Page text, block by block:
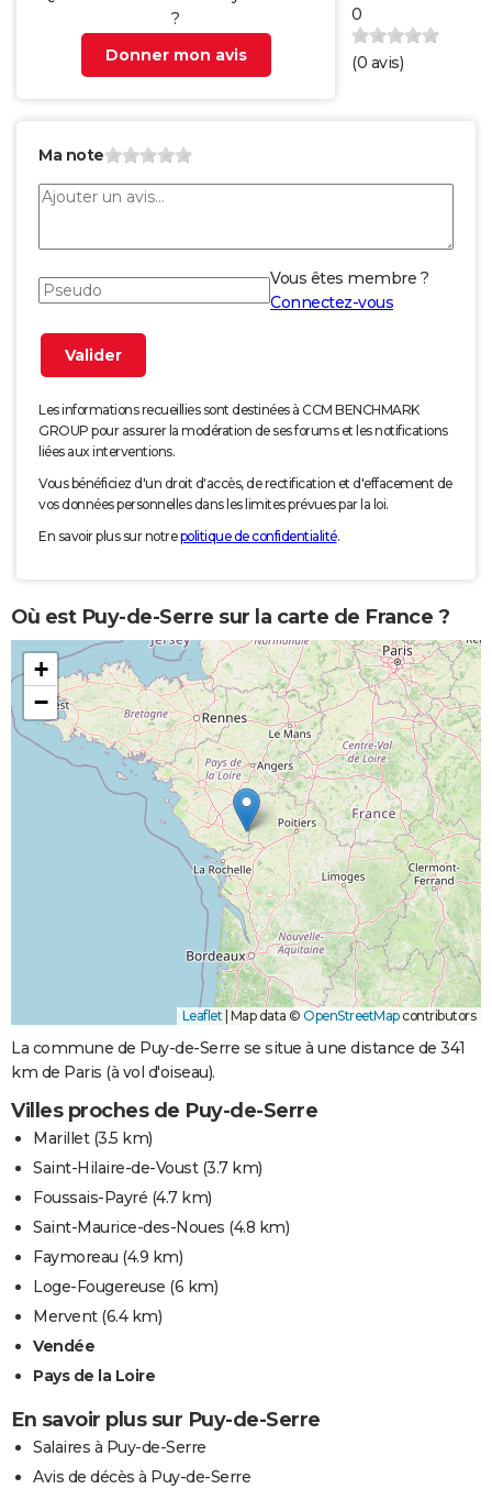
?
Donner mon avis
0
(0 avis)
Ma note
Vous êtes membre ?
Connectez-vous
Les informations recueillies sont destinées à CCM BENCHMARK
GROUP pour assurer la modération de ses forums et les notifications
liées aux interventions.
Vous bénéficiez d'un droit d'accès, de rectification et d'effacement de
vos données personnelles dans les limites prévues par la loi.
En savoir plus sur notrepolitique de confidentialité.
Où est Puy-de-Serre sur la carte de France ?
+
−
Leaflet Map data © OpenStreetMapcontributors
La commune de Puy-de-Serre se situe à une distance de 341
km de Paris (à vol d'oiseau).
Villes proches de Puy-de-Serre
Marillet(3.5 km)
Saint-Hilaire-de-Voust(3.7 km)
Foussais-Payré (4.7 km)
Saint-Maurice-des-Noues (4.8 km)
Faymoreau (4.9 km)
Loge-Fougereuse (6 km)
Mervent(6.4 km)
Vendée
Pays de la Loire
En savoir plus sur Puy-de-Serre
Salaires à Puy-de-Serre
Avis de décès à Puy-de-Serre